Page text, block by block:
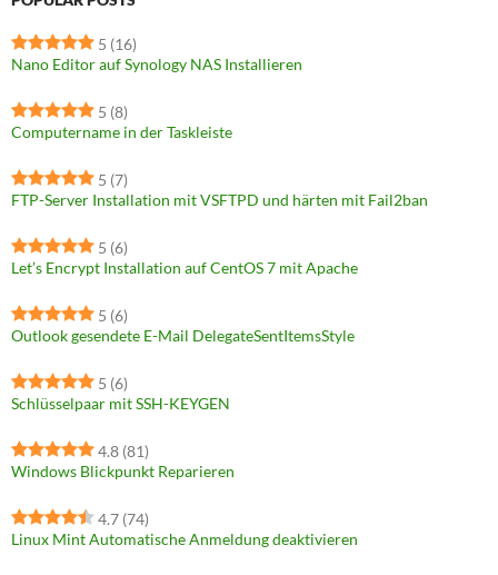
5 (16)
Nano Editor auf Synology NAS Installieren
5 (8)
Computername in der Taskleiste
5 (7)
FTP-Server Installation mit VSFTPD und härten mit Fail2ban
5 (6)
Let’s Encrypt Installation auf CentOS 7 mit Apache
5 (6)
Outlook gesendete E-Mail DelegateSentItemsStyle
5 (6)
Schlüsselpaar mit SSH-KEYGEN
4.8 (81)
Windows Blickpunkt Reparieren
4.7 (74)
Linux Mint Automatische Anmeldung deaktivieren